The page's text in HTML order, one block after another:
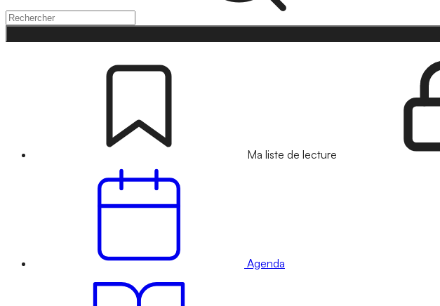
Ma liste de lecture
Agenda